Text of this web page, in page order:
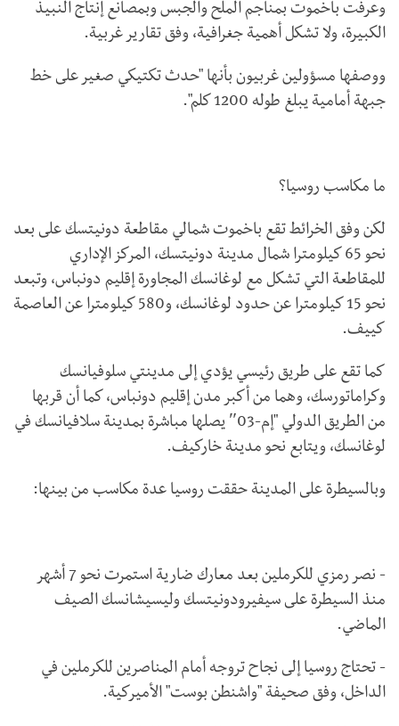
وعرفت باخموت بمناجم الملح والجبس وبمصانع إنتاج النبيذ
الكبيرة، ولا تشكل أهمية جغرافية، وفق تقارير غربية.
ووصفها مسؤولين غربيون بأنها "حدث تكتيكي صغير على خط
جبهة أمامية يبلغ طوله 1200 كلم".
ما مكاسب روسيا؟
لكن وفق الخرائط تقع باخموت شمالي مقاطعة دونيتسك على بعد
نحو 65 كيلومترا شمال مدينة دونيتسك، المركز الإداري
للمقاطعة التي تشكل مع لوغانسك المجاورة إقليم دونباس، وتبعد
نحو 15 كيلومترا عن حدود لوغانسك، و580 كيلومترا عن العاصمة
كييف.
كما تقع على طريق رئيسي يؤدي إلى مدينتي سلوفيانسك
وكراماتورسك، وهما من أكبر مدن إقليم دونباس، كما أن قربها
من الطريق الدولي "إم-03″ يصلها مباشرة بمدينة سلافيانسك في
لوغانسك، ويتابع نحو مدينة خاركيف.
وبالسيطرة على المدينة حققت روسيا عدة مكاسب من بينها:
- نصر رمزي للكرملين بعد معارك ضارية استمرت نحو 7 أشهر
منذ السيطرة على سيفيرودونيتسك وليسيشانسك الصيف
الماضي.
- تحتاج روسيا إلى نجاح تروجه أمام المناصرين للكرملين في
الداخل، وفق صحيفة "واشنطن بوست" الأميركية.